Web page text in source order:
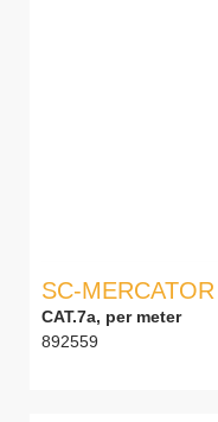
SC-
CAT.7a, per meter
892559